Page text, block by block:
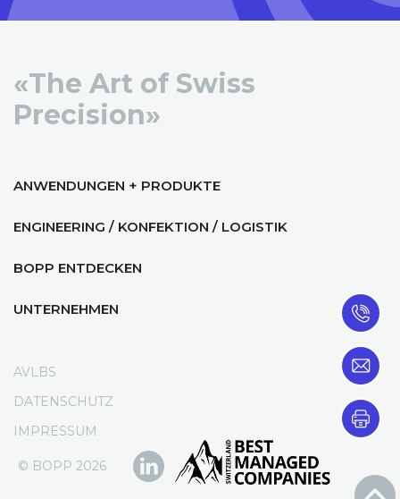
«The Art of Swiss
Precision»
ANWENDUNGEN + PRODUKTE
ENGINEERING / KONFEKTION / LOGISTIK
BOPP ENTDECKEN
UNTERNEHMEN
AVLBS
DATENSCHUTZ
IMPRESSUM
© BOPP 2026